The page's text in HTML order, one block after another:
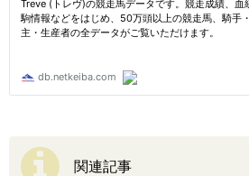
関連記事